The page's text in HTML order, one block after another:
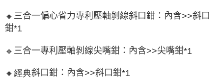
🔸 三合一偏心省力專利壓軸剝線斜口鉗：內含>>斜口
鉗*1
🔹 三合一專利壓軸剝線尖嘴鉗：內含>>尖嘴鉗*1
🔸經典斜口鉗：內含>>斜口鉗*1